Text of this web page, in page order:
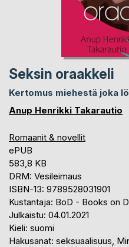
Seksin oraakkeli
Kertomus miehestä joka
Anup Henrikki Takarautio
Romaanit & novellit
ePUB
583,8 KB
DRM: Vesileimaus
ISBN-13: 9789528031901
Kustantaja: BoD - Books on
Julkaistu: 04.01.2021
Kieli: suomi
Hakusanat: seksuaalisuus,